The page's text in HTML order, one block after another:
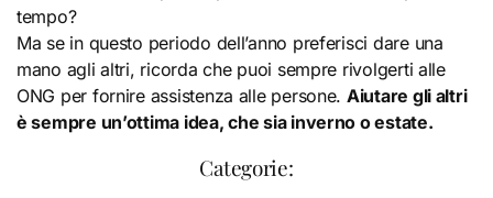
tempo?
Ma se in questo periodo dell’anno preferisci dare una
mano agli altri, ricorda che puoi sempre rivolgerti alle
ONG per fornire assistenza alle persone. Aiutare gli altri
è sempre un’ottima idea, che sia inverno o estate.
Categorie: